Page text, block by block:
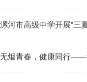
漯河市高级中学开展“三
无烟青春，健康同行——